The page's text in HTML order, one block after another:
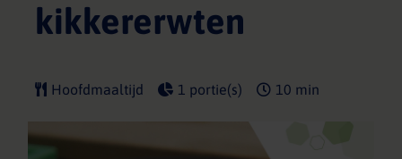
kikkererwten
Hoofdmaaltijd 1 portie(s) 10 min